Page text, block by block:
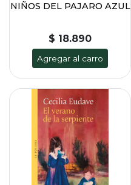
NIÑOS DEL PAJARO AZUL
$ 18.890
Agregar al carro